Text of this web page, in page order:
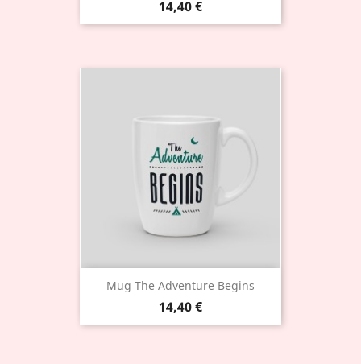
14,40 €
Mug The Adventure Begins
14,40 €